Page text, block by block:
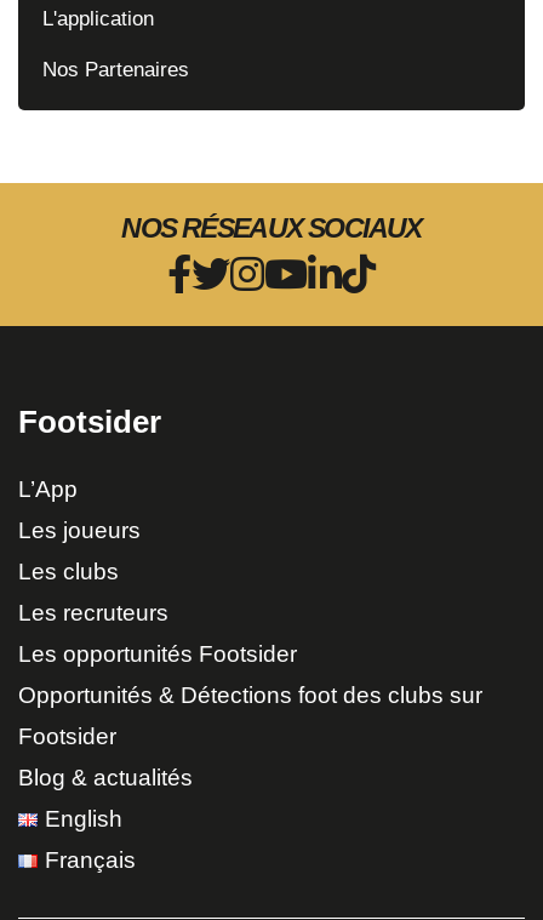
L'application
Nos Partenaires
NOS RÉSEAUX SOCIAUX
Footsider
L’App
Les joueurs
Les clubs
Les recruteurs
Les opportunités Footsider
Opportunités & Détections foot des clubs sur
Footsider
Blog & actualités
English
Français